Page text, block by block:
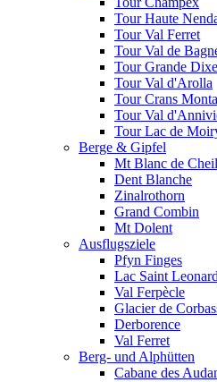
Tour Haute
Tour Val Ferret
Tour Val de
Tour Grande
Tour Val d'Arolla
Tour Crans
Tour Val
Tour Lac de
Berge & Gipfel
Mt Blanc de
Dent Blanche
Zinalrothorn
Grand Combin
Mt Dolent
Ausflugsziele
Pfyn Finges
Lac Saint Leonard
Val Ferpècle
Glacier de
Derborence
Val Ferret
Berg- und Alphütten
Cabane des